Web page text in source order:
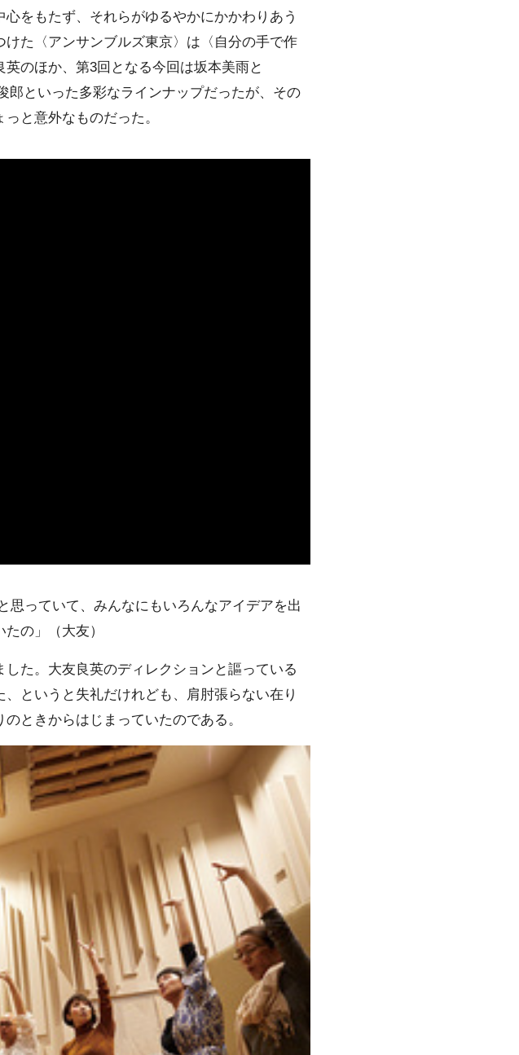
をもたず、それらがゆるやかにかかわりあう
た〈アンサンブルズ東京〉は〈自分の手で作
のほか、第3回となる今回は坂本美雨と
郎といった多彩なラインナップだったが、その
と意外なものだった。
思っていて、みんなにもいろんなアイデアを出
の」（大友）
た。大友良英のディレクションと謳っている
というと失礼だけれども、肩肘張らない在り
ときからはじまっていたのである。